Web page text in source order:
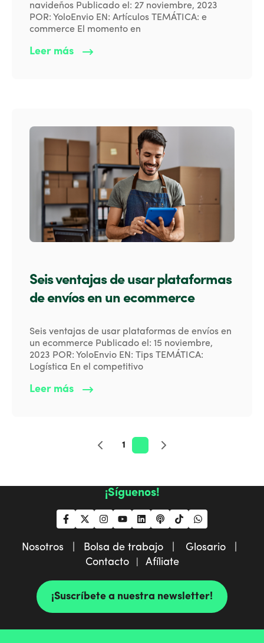
navideños Publicado el: 27 noviembre, 2023
POR: YoloEnvio EN: Artículos TEMÁTICA: e
commerce El momento en
Leer más
Seis ventajas de usar plataformas
de envíos en un ecommerce
Seis ventajas de usar plataformas de envíos en
un ecommerce Publicado el: 15 noviembre,
2023 POR: YoloEnvio EN: Tips TEMÁTICA:
Logística En el competitivo
Leer más
1
¡Síguenos!
Nosotros | Bolsa de trabajo |
Glosario |
Contacto| Afíliate
¡Suscríbete a nuestra newsletter!